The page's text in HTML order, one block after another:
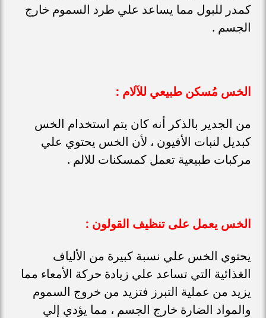
كمدر للبول مما يساعد علي طرد السموم خارج
الجسم .
الخس مُسكن طبيعي للآلام :
من الجدير بالذكر أنه كان يتم استخدام الخس
كبديل لنبات الأفيون ، لأن الخس يحتوي علي
مركبات طبيعية تعمل كمسكنات للالم .
الخس يعمل على تنظيف القولون :
يحتوي الخس علي نسبة كبيرة من الألياف
الغذائية التي تساعد علي زيادة حركة الأمعاء مما
يزيد من عملية التبرز فتزيد من خروج السموم
والمواد الضارة خارج الجسم ، مما يؤدي إلي